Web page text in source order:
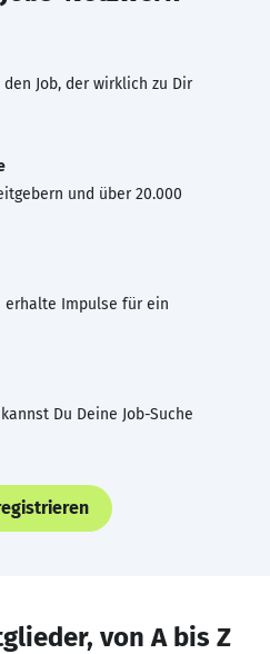
Job, der wirklich zu Dir
und über 20.000
erhalte Impulse für ein
Du Deine Job-Suche
von A bis Z